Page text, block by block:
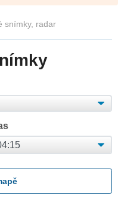
snímky, radar